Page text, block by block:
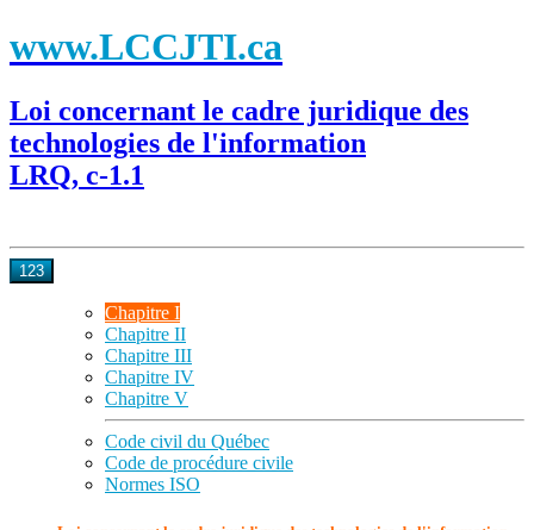
www.LCCJTI.ca
Loi concernant le cadre juridique des
technologies de l'information
LRQ, c-1.1
123
Chapitre I
Chapitre II
Chapitre III
Chapitre IV
Chapitre V
Code civil du Québec
Code de procédure civile
Normes ISO